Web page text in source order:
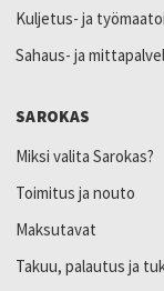
Kuljetus- ja
Sahaus- ja
SAROKAS
Miksi valita Sarokas?
Toimitus ja nouto
Maksutavat
Takuu, palautus ja